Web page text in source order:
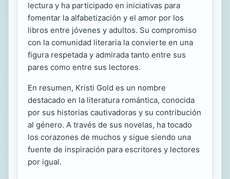
lectura y ha participado en iniciativas para
fomentar la alfabetización y el amor por los
libros entre jóvenes y adultos. Su compromiso
con la comunidad literaria la convierte en una
figura respetada y admirada tanto entre sus
pares como entre sus lectores.
En resumen, Kristi Gold es un nombre
destacado en la literatura romántica, conocida
por sus historias cautivadoras y su contribución
al género. A través de sus novelas, ha tocado
los corazones de muchos y sigue siendo una
fuente de inspiración para escritores y lectores
por igual.